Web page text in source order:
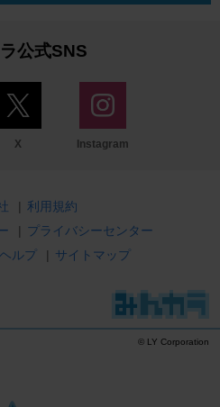
公式SNS
X Instagram
| 利用規約
| プライバシーセンター
ヘルプ | サイトマップ
© LY Corporation